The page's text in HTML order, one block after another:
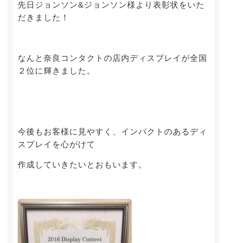
先日ジョンソン&ジョンソン様より表彰状をいた
だきました！
なんと奈良コンタクトの店内ディスプレイが全国
２位に輝きました。
今後もお客様に見やすく、インパクトのあるディ
スプレイを心がけて
作成していきたいとおもいます。